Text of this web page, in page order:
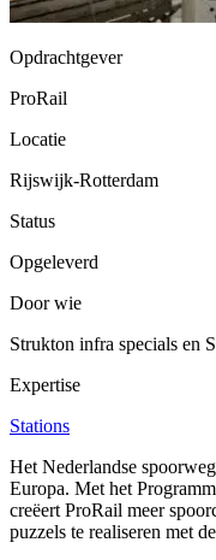
Opdrachtgever
ProRail
Locatie
Rijswijk-Rotterdam
Status
Opgeleverd
Door wie
Strukton infra specials en
Expertise
Stations
Het Nederlandse
Europa. Met het
creëert ProRail meer
puzzels te realiseren met